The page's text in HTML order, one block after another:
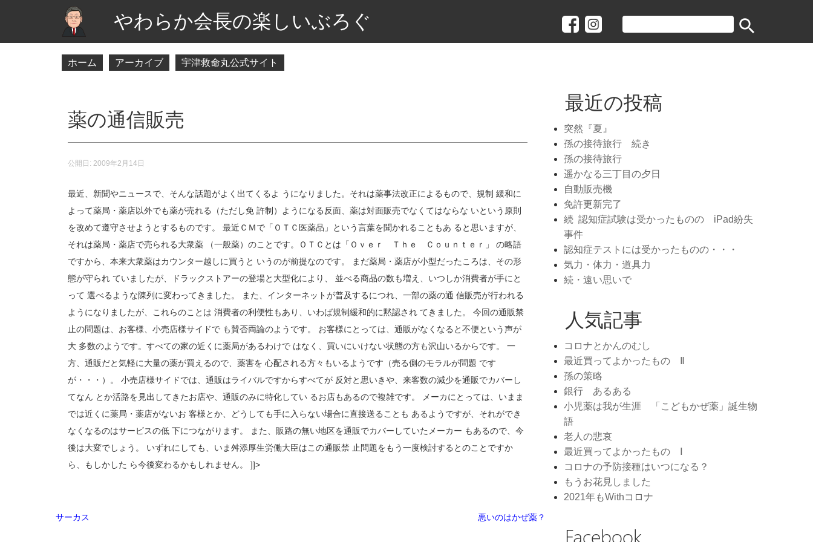
search
やわらか会長の楽しいぶろぐ
ホーム アーカイブ 宇津救命丸公式サイト
薬の通信販売
公開日: 2009年2月14日
最近、新聞やニュースで、そんな話題がよく出てくるよ うになりました。それは薬事法改正によるもので、規制 緩和に
よって薬局・薬店以外でも薬が売れる（ただし免 許制）ようになる反面、薬は対面販売でなくてはならな いという原則
を改めて遵守させようとするものです。 最近ＣＭで「ＯＴＣ医薬品」という言葉を聞かれることもあ ると思いますが、
それは薬局・薬店で売られる大衆薬 （一般薬）のことです。ＯＴＣとは「Ｏｖｅｒ Ｔｈｅ Ｃｏｕｎｔｅｒ」 の略語
ですから、本来大衆薬はカウンター越しに買うと いうのが前提なのです。 まだ薬局・薬店が小型だったころは、その形
態が守られ ていましたが、ドラックストアーの登場と大型化により、 並べる商品の数も増え、いつしか消費者が手にと
って 選べるような陳列に変わってきました。 また、インターネットが普及するにつれ、一部の薬の通 信販売が行われる
ようになりましたが、これらのことは 消費者の利便性もあり、いわば規制緩和的に黙認され てきました。 今回の通販禁
止の問題は、お客様、小売店様サイドで も賛否両論のようです。 お客様にとっては、通販がなくなると不便という声が
大 多数のようです。すべての家の近くに薬局があるわけで はなく、買いにいけない状態の方も沢山いるからです。 一
方、通販だと気軽に大量の薬が買えるので、薬害を 心配される方々もいるようです（売る側のモラルが問題 です
が・・・）。 小売店様サイドでは、通販はライバルですからすべてが 反対と思いきや、来客数の減少を通販でカバーし
てなん とか活路を見出してきたお店や、通販のみに特化してい るお店もあるので複雑です。 メーカにとっては、いまま
では近くに薬局・薬店がないお 客様とか、どうしても手に入らない場合に直接送ることも あるようですが、それができ
なくなるのはサービスの低 下につながります。 また、販路の無い地区を通販でカバーしていたメーカー もあるので、今
後は大変でしょう。 いずれにしても、いま舛添厚生労働大臣はこの通販禁 止問題をもう一度検討するとのことですか
ら、もしかした ら今後変わるかもしれません。 ]]>
サーカス 悪いのはかぜ薬？
最近の投稿
突然『夏』
孫の接待旅行 続き
孫の接待旅行
遥かなる三丁目の夕日
自動販売機
免許更新完了
続 認知症試験は受かったものの iPad紛失
事件
認知症テストには受かったものの・・・
気力・体力・道具力
続・遠い思いで
人気記事
コロナとかんのむし
最近買ってよかったもの Ⅱ
孫の策略
銀行 あるある
小児薬は我が生涯 「こどもかぜ薬」誕生物
語
老人の悲哀
最近買ってよかったもの Ⅰ
コロナの予防接種はいつになる？
もうお花見しました
2021年もWithコロナ
Facebook